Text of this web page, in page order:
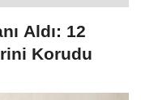
Aldı: 12
Korudu